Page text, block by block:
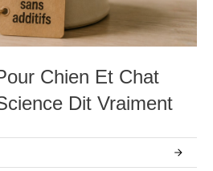
Chien Et Chat
Dit Vraiment